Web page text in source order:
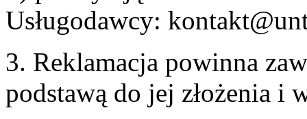
Usługodawcy:
3. Reklamacja powinna
podstawą do jej złożenia i